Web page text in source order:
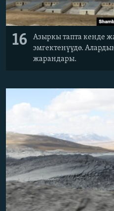
16
Азыркы тапта кенде
эмгектенүүдө.
жарандары.